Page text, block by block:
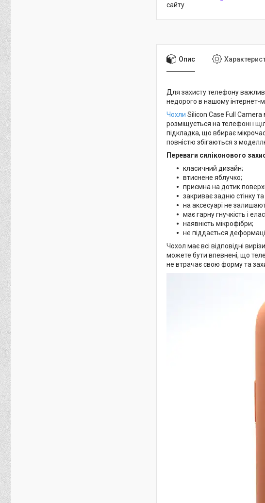
сайту.
Опис
Для захисту телефону
недорого в нашому інтернет-
Чохли Silicon Case Full
розміщується на телефоні і
підкладка, що вбирає
повністю збігаються з
Переваги силіконового
класичний дизайн;
втиснене яблучко;
приємна на дотик
закриває задню стінку
на аксесуарі не
має гарну гнучкість і
наявність мікрофібри;
не піддається
Чохол має всі відповідні
можете бути впевнені, що
не втрачає свою форму та